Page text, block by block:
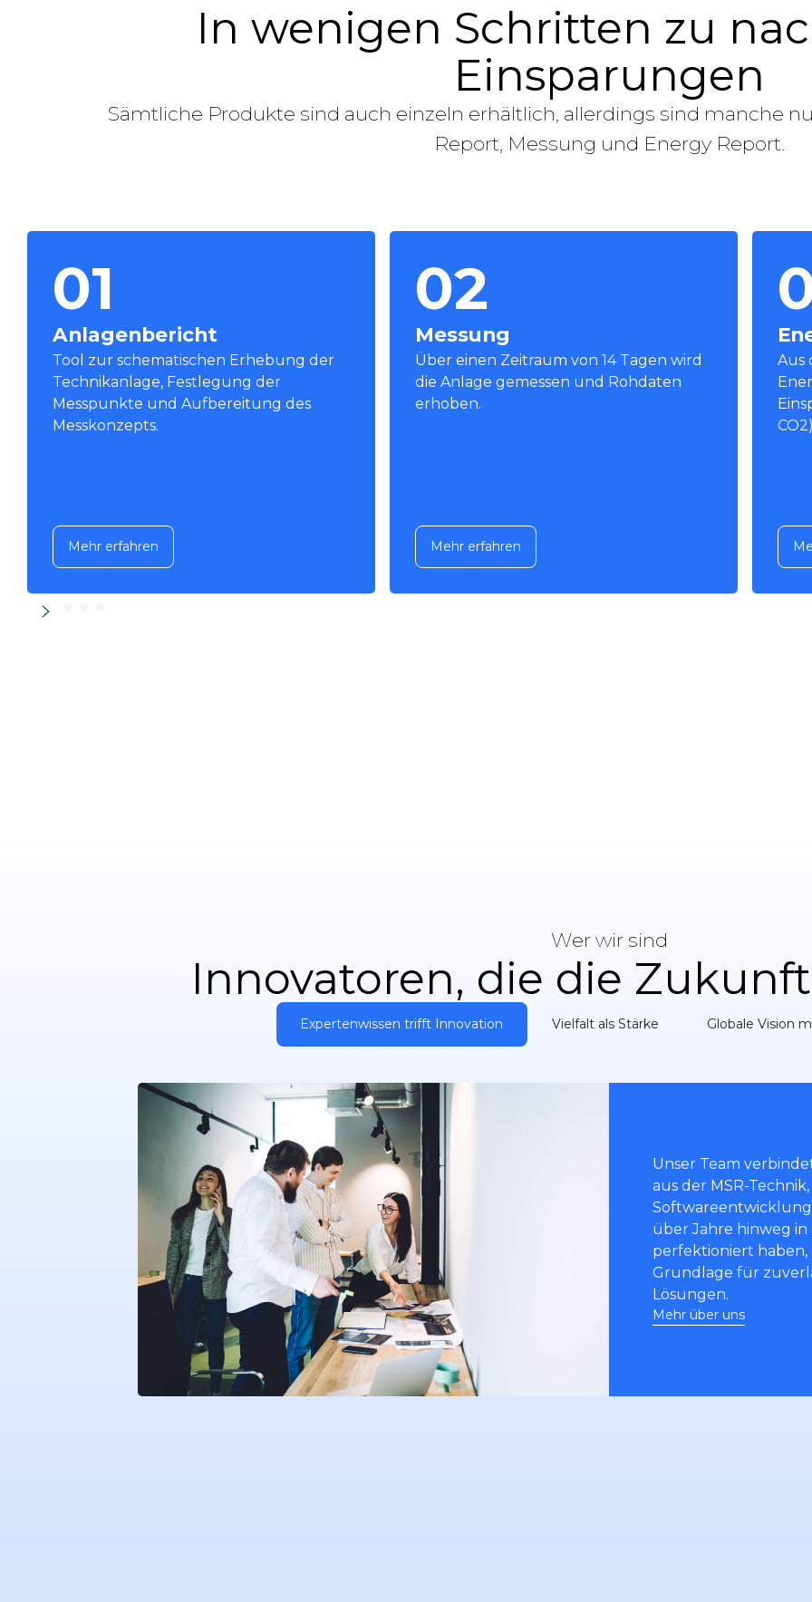
In wenigen Schritten zu
Einsparungen
Sämtliche Produkte sind auch einzeln erhältlich, allerdings sind manche
Report, Messung und Energy Report.
01
Anlagenbericht
Tool zur schematischen Erhebung der
Technikanlage, Festlegung der
Messpunkte und Aufbereitung des
Messkonzepts.
Mehr erfahren
Mehr erfahren
02
Messung
Über einen Zeitraum von 14 Tagen wird
die Anlage gemessen und Rohdaten
erhoben.
Mehr erfahren
Mehr erfahren
Aus
Wer wir sind
Innovatoren, die die
Expertenwissen trifft Innovation Vielfalt als Stärke Globale Vision
Unser Team
aus der MSR-
über Jahre hinweg
perfektioniert haben,
Grundlage für
Lösungen.
Mehr über uns